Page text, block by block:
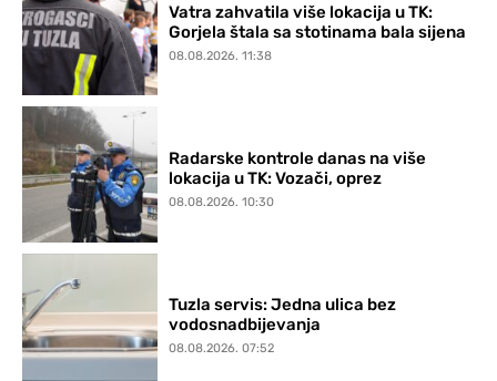
Vatra zahvatila više lokacija u TK:
Gorjela štala sa stotinama bala sijena
08.08.2026. 11:38
Radarske kontrole danas na više
lokacija u TK: Vozači, oprez
08.08.2026. 10:30
Tuzla servis: Jedna ulica bez
vodosnadbijevanja
08.08.2026. 07:52